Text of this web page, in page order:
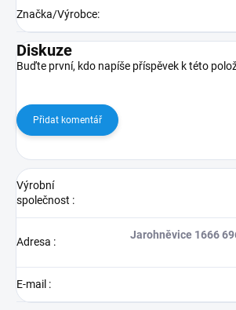
Značka/Výrobce:
Diskuze
Buďte první, kdo napíše příspěvek k této
Přidat komentář
Výrobní
společnost :
Adresa :
Jarohněvice 1666
E-mail :